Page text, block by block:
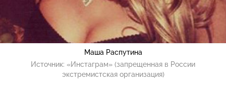
Маша Распутина
Источник: «Инстаграм» (запрещенная в России
экстремистская организация)